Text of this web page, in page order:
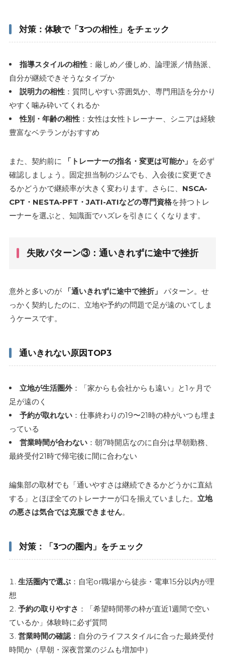
対策：体験で「3つの相性」をチェック
指導スタイルの相性：厳しめ／優しめ、論理派／情熱派、
自分が継続できそうなタイプか
説明力の相性：質問しやすい雰囲気か、専門用語を分かり
やすく噛み砕いてくれるか
性別・年齢の相性：女性は女性トレーナー、シニアは経験
豊富なベテランがおすすめ
また、契約前に 「トレーナーの指名・変更は可能か」 を必ず
確認しましょう。固定担当制のジムでも、入会後に変更でき
るかどうかで継続率が大きく変わります。さらに、 NSCA-
CPT・NESTA-PFT・JATI-ATIなどの専門資格を持つトレ
ーナーを選ぶと、知識面でハズレを引きにくくなります。
失敗パターン③：通いきれずに途中で挫折
意外と多いのが 「通いきれずに途中で挫折」
パターン。せ
っかく契約したのに、立地や予約の問題で足が遠のいてしま
うケースです。
通いきれない原因TOP3
立地が生活圏外：「家からも会社からも遠い」と1ヶ月で
足が遠のく
予約が取れない：仕事終わりの19〜21時の枠がいつも埋ま
っている
営業時間が合わない：朝7時開店なのに自分は早朝勤務、
最終受付21時で帰宅後に間に合わない
編集部の取材でも「通いやすさは継続できるかどうかに直結
する」とほぼ全てのトレーナーが口を揃えていました。 立地
の悪さは気合では克服できません。
対策：「3つの圏内」をチェック
生活圏内で選ぶ：自宅or職場から徒歩・電車15分以内が理
想
予約の取りやすさ ：「希望時間帯の枠が直近1週間で空い
ているか」体験時に必ず質問
営業時間の確認：自分のライフスタイルに合った最終受付
時間か（早朝・深夜営業のジムも増加中）